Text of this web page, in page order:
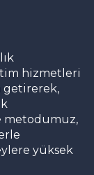
hizmetleri
getirerek,
metodumuz,
yüksek